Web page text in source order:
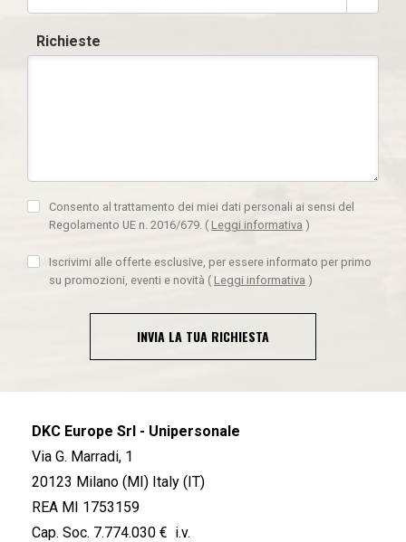
Richieste
Consento al trattamento dei miei dati personali ai sensi del
Regolamento UE n. 2016/679. ( Leggi informativa )
Iscrivimi alle offerte esclusive, per essere informato per primo
su promozioni, eventi e novità ( Leggi informativa )
INVIA LA TUA RICHIESTA
DKC Europe Srl - Unipersonale
Via G. Marradi, 1
20123 Milano (MI) Italy (IT)
REA MI 1753159
Cap. Soc. 7.774.030 € i.v.